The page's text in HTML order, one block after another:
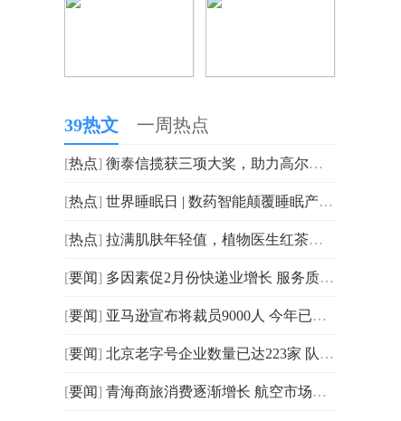
39热文 一周热点
[热点] 衡泰信揽获三项大奖，助力高尔夫体育事业高质量发展！
[热点] 世界睡眠日 | 数药智能颠覆睡眠产业，数眠助你打造熟睡
[热点] 拉满肌肤年轻值，植物医生红茶系列日常必备
[要闻] 多因素促2月份快递业增长 服务质量成比拼重点
[要闻] 亚马逊宣布将裁员9000人 今年已宣布裁员2.7万人
[要闻] 北京老字号企业数量已达223家 队伍得到进一步壮大
[要闻] 青海商旅消费逐渐增长 航空市场逐步恢复